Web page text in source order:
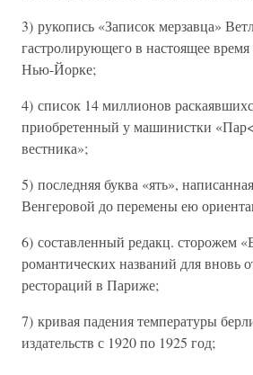
3) рукопись «Записок мерзавца»
гастролирующего в настоящее
Нью-Йорке;
4) список 14 миллионов
приобретенный у машинистки
вестника»;
5) последняя буква «ять»,
Венгеровой до перемены ею
6) составленный редакц. сторожем
романтических названий для вновь
рестораций в Париже;
7) кривая падения температуры
издательств с 1920 по 1925 год;